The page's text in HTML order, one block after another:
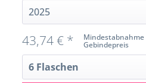
Mindestabnahme
Gebindepreis
43,74 € *